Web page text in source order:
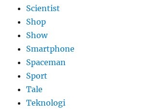
Scientist
Shop
Show
Smartphone
Spaceman
Sport
Tale
Teknologi